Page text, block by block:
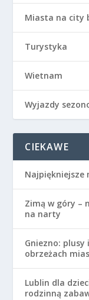
Miasta na city
Turystyka
Wietnam
Wyjazdy
CIEKAWE
Najpiękniejsze
Zimą w góry –
na narty
Gniezno:
obrzeżach
Lublin dla
rodzinną